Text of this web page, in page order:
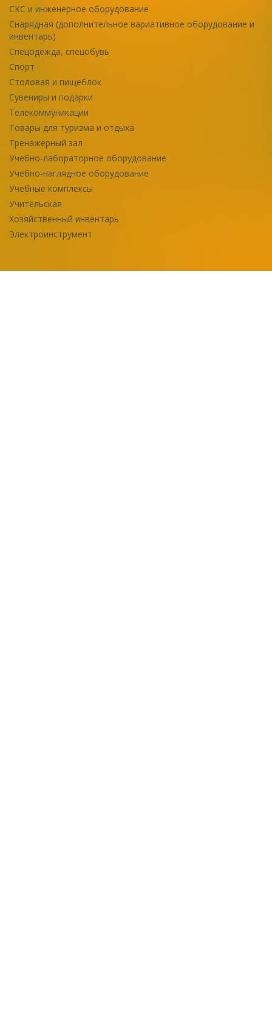
СКС и инженерное оборудование
Снарядная (дополнительное вариативное оборудование и
инвентарь)
Спецодежда, спецобувь
Спорт
Столовая и пищеблок
Сувениры и подарки
Телекоммуникации
Товары для туризма и отдыха
Тренажерный зал
Учебно-лабораторное оборудование
Учебно-наглядное оборудование
Учебные комплексы
Учительская
Хозяйственный инвентарь
Электроинструмент